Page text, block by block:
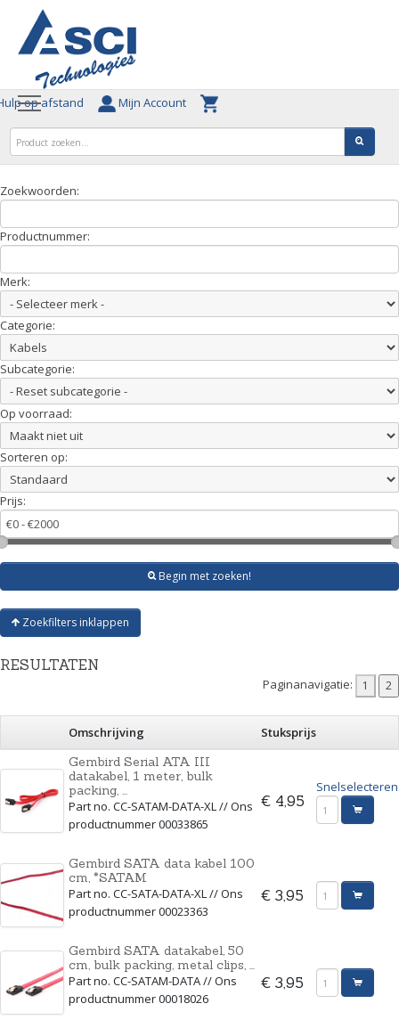
op afstand Mijn Account
Zoekwoorden:
Productnummer:
Merk:
Categorie:
Subcategorie:
Op voorraad:
Sorteren op:
Prijs:
Begin met zoeken!
Zoekfilters inklappen
RESULTATEN
Paginanavigatie:
Omschrijving
Stuksprijs
Gembird Serial ATA III
datakabel, 1 meter, bulk
packing, ...
Part no. CC-SATAM-DATA-XL // Ons
productnummer 00033865
€ 4,95
Snelselecteren
Gembird SATA data kabel 100
cm, *SATAM
Part no. CC-SATA-DATA-XL // Ons
productnummer 00023363
€ 3,95
Gembird SATA datakabel, 50
cm, bulk packing, metal clips, ...
Part no. CC-SATAM-DATA // Ons
productnummer 00018026
€ 3,95